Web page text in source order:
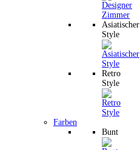
Asiatischer
Style
Retro
Style
Farben
Bunt